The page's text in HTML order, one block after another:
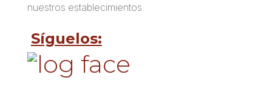
nuestros establecimientos.
Síguelos: